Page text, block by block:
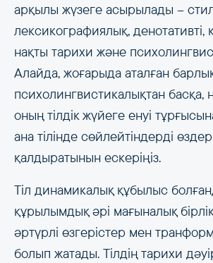
арқылы жүзеге асырылады –
лексикографиялық,
нақты тарихи және
Алайда, жоғарыда аталған
психолингвистикалықтан басқа,
оның тілдік жүйеге енуі
ана тілінде сөйлейтіндерді
қалдыратынын ескеріңіз.
Тіл динамикалық құбылыс
құрылымдық әрі мағыналық
әртүрлі өзгерістер мен
болып жатады. Тілдің тарихи